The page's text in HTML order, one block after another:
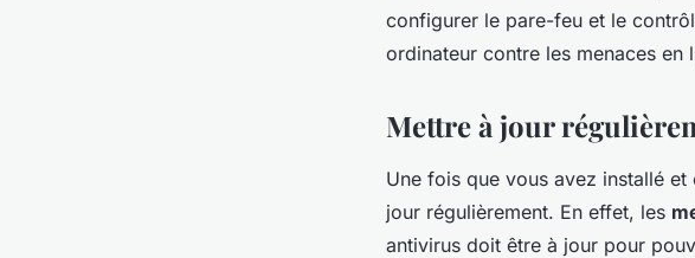
configurer le pare-feu et le
ordinateur contre les menaces en
Mettre à jour
Une fois que vous avez installé
jour régulièrement. En effet, les
antivirus doit être à jour pour